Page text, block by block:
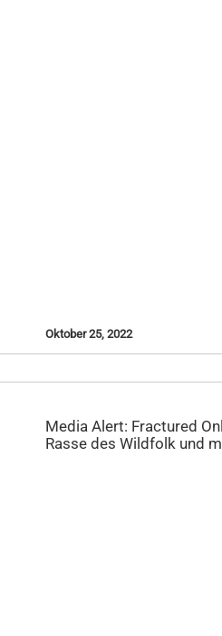
Oktober 25, 2022
Media Alert: Fractured
Rasse des Wildfolk und